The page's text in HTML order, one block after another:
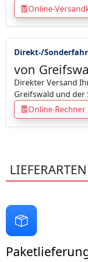
Direkt-/
von
Direkter Versand
Greifswald und der
Online-
Online-